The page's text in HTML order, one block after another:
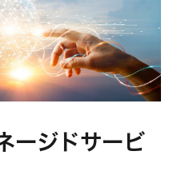
ージドサービ